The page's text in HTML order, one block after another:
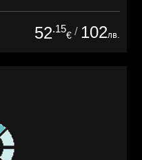
52.15
€ / 102лв.